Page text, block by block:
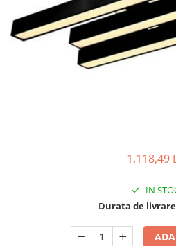
Cutii Sigurante
Sigurante Automate
Gama Legrand
Trasee Cabluri / Accesorii
Jgheaburi Metalice Perforate
1.118,49
IN
Durata de